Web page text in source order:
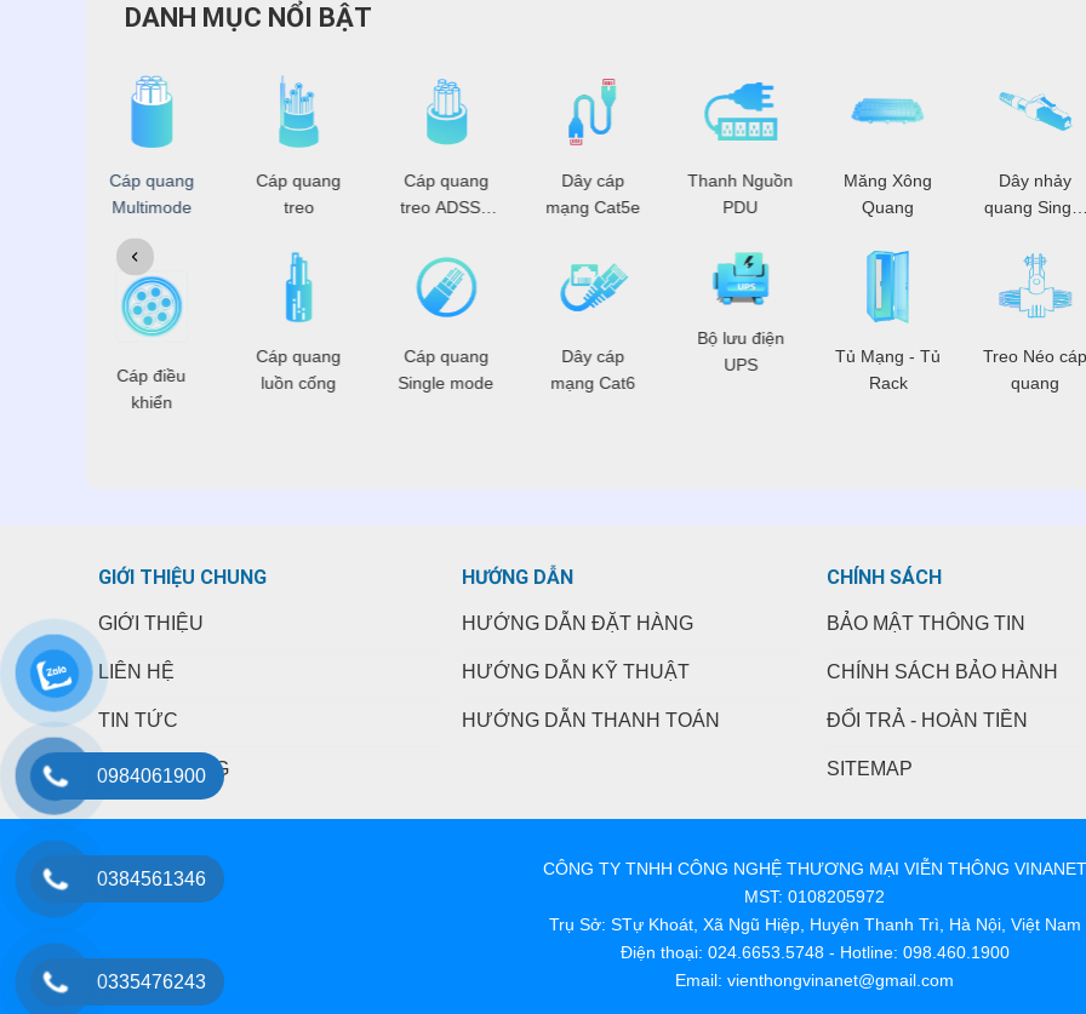
DANH MỤC NỔI BẬT
Cáp quang
Multimode
Cáp điều
khiển
Cáp quang
treo
Cáp quang
luồn cống
Cáp quang
treo ADSS -
Cáp quang
Single mode
Dây cáp
mạng Cat5e
Dây cáp
mạng Cat6
Thanh Nguồn
PDU
Bộ lưu điện
UPS
Măng Xông
Quang
Tủ Mạng - Tủ
Rack
Dây nhảy
quang Single
Treo Néo cáp
quang
GIỚI THIỆU CHUNG
GIỚI THIỆU
LIÊN HỆ
TIN TỨC
TUYỂN DỤNG
HƯỚNG DẪN
HƯỚNG DẪN ĐẶT HÀNG
HƯỚNG DẪN KỸ THUẬT
HƯỚNG DẪN THANH TOÁN
CHÍNH SÁCH
BẢO MẬT THÔNG TIN
CHÍNH SÁCH BẢO HÀNH
ĐỔI TRẢ - HOÀN TIỀN
SITEMAP
CÔNG TY TNHH CÔNG NGHỆ THƯƠNG MẠI VIỄN THÔNG VINANET
MST: 0108205972
Trụ Sở: STự Khoát, Xã Ngũ Hiệp, Huyện Thanh Trì, Hà Nội, Việt Nam
Điện thoại: 024.6653.5748 - Hotline: 098.460.1900
Email: vienthongvinanet@gmail.com
0984061900
0384561346
0335476243